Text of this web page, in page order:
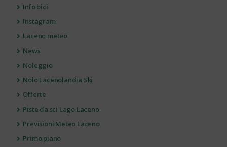
Info bici
Instagram
Laceno meteo
News
Noleggio
Nolo Lacenolandia Ski
Offerte
Piste da sci Lago Laceno
Previsioni Meteo Laceno
Primo piano